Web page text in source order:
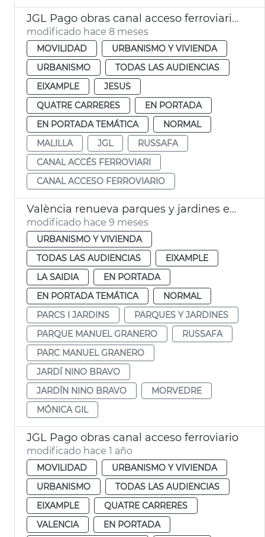
JGL Pago obras canal acceso ferroviario València
modificado hace 8 meses
MOVILIDAD
URBANISMO Y VIVIENDA
URBANISMO
TODAS LAS AUDIENCIAS
EIXAMPLE
JESUS
QUATRE CARRERES
EN PORTADA
EN PORTADA TEMÁTICA
NORMAL
MALILLA
JGL
RUSSAFA
CANAL ACCÉS FERROVIARI
CANAL ACCESO FERROVIARIO
València renueva parques y jardines en Morvedre y Russafa
modificado hace 9 meses
URBANISMO Y VIVIENDA
TODAS LAS AUDIENCIAS
EIXAMPLE
LA SAIDIA
EN PORTADA
EN PORTADA TEMÁTICA
NORMAL
PARCS I JARDINS
PARQUES Y JARDINES
PARQUE MANUEL GRANERO
RUSSAFA
PARC MANUEL GRANERO
JARDÍ NINO BRAVO
JARDÍN NINO BRAVO
MORVEDRE
MÓNICA GIL
JGL Pago obras canal acceso ferroviario
modificado hace 1 año
MOVILIDAD
URBANISMO Y VIVIENDA
URBANISMO
TODAS LAS AUDIENCIAS
EIXAMPLE
QUATRE CARRERES
VALENCIA
EN PORTADA